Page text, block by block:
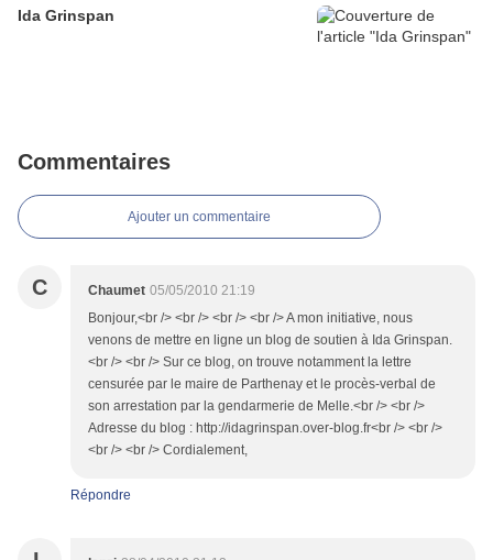
Ida Grinspan
Commentaires
Ajouter un commentaire
C Chaumet 05/05/2010 21:19
Bonjour,<br /> <br /> <br /> <br /> A mon initiative, nous
venons de mettre en ligne un blog de soutien à Ida Grinspan.
<br /> <br /> Sur ce blog, on trouve notamment la lettre
censurée par le maire de Parthenay et le procès-verbal de
son arrestation par la gendarmerie de Melle.<br /> <br />
Adresse du blog : http://idagrinspan.over-blog.fr<br /> <br />
<br /> <br /> Cordialement,
Répondre